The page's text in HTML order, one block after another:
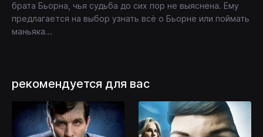
брата Бьорна, чья судьба до сих пор не выяснена. Ему
предлагается на выбор узнать всё о Бьорне или поймать
маньяка...
рекомендуется для вас